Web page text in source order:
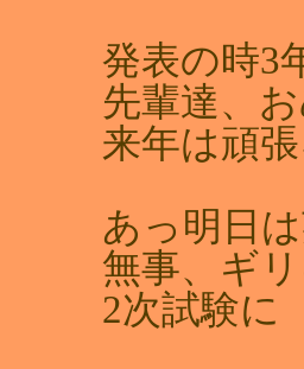
発表の時3
先輩達、
来年は頑
あっ明日
無事、ギ
2次試験に